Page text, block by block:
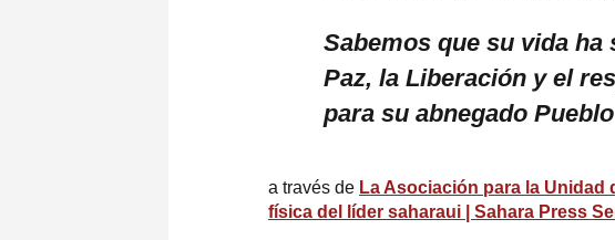
Sabemos que su vida
Paz, la Liberación y el
para su abnegado
a través de La Asociación para la Unidad
física del líder saharaui | Sahara Press